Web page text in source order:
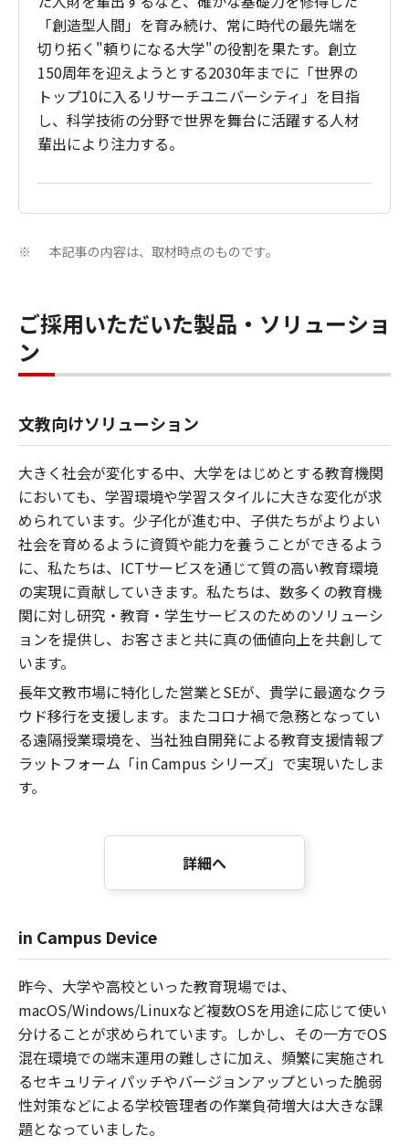
「創造型人間」を育み続け、常に時代の最先端を
切り拓く"頼りになる大学"の役割を果たす。創立
150周年を迎えようとする2030年までに「世界の
トップ10に入るリサーチユニバーシティ」を目指
し、科学技術の分野で世界を舞台に活躍する人材
輩出により注力する。
※ 本記事の内容は、取材時点のものです。
ご採用いただいた製品・ソリューショ
ン
文教向けソリューション
大きく社会が変化する中、大学をはじめとする教育機関
においても、学習環境や学習スタイルに大きな変化が求
められています。少子化が進む中、子供たちがよりよい
社会を育めるように資質や能力を養うことができるよう
に、私たちは、ICTサービスを通じて質の高い教育環境
の実現に貢献していきます。私たちは、数多くの教育機
関に対し研究・教育・学生サービスのためのソリューシ
ョンを提供し、お客さまと共に真の価値向上を共創して
います。
長年文教市場に特化した営業とSEが、貴学に最適なクラ
ウド移行を支援します。またコロナ禍で急務となってい
る遠隔授業環境を、当社独自開発による教育支援情報プ
ラットフォーム「in Campus シリーズ」で実現いたしま
す。
詳細へ
in Campus Device
昨今、大学や高校といった教育現場では、
macOS/Windows/Linuxなど複数OSを用途に応じて使い
分けることが求められています。しかし、その一方でOS
混在環境での端末運用の難しさに加え、頻繁に実施され
るセキュリティパッチやバージョンアップといった脆弱
性対策などによる学校管理者の作業負荷増大は大きな課
題となっていました。